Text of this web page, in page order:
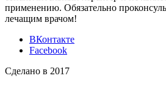
применению. Обязательно
лечащим врачом!
ВКонтакте
Facebook
Сделано в 2017